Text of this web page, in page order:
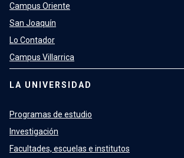
Campus Oriente
San Joaquín
Lo Contador
Campus Villarrica
LA UNIVERSIDAD
Programas de estudio
Investigación
Facultades, escuelas e institutos